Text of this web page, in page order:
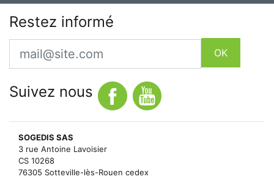
Restez informé
Email
OK
Suivez nous
SOGEDIS SAS
3 rue Antoine Lavoisier
CS 10268
76305 Sotteville-lès-Rouen cedex